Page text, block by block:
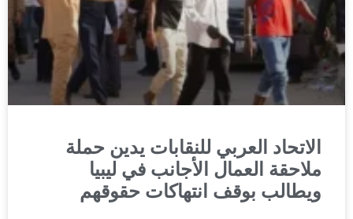
الاتحاد العربي للنقابات يدين حملة
ملاحقة العمال الأجانب في ليبيا
ويطالب بوقف انتهاكات حقوقهم